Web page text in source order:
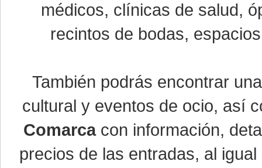
médicos, clínicas de salud,
recintos de bodas,
También podrás encontrar
cultural y eventos de ocio, así
Comarcacon información,
precios de las entradas, al